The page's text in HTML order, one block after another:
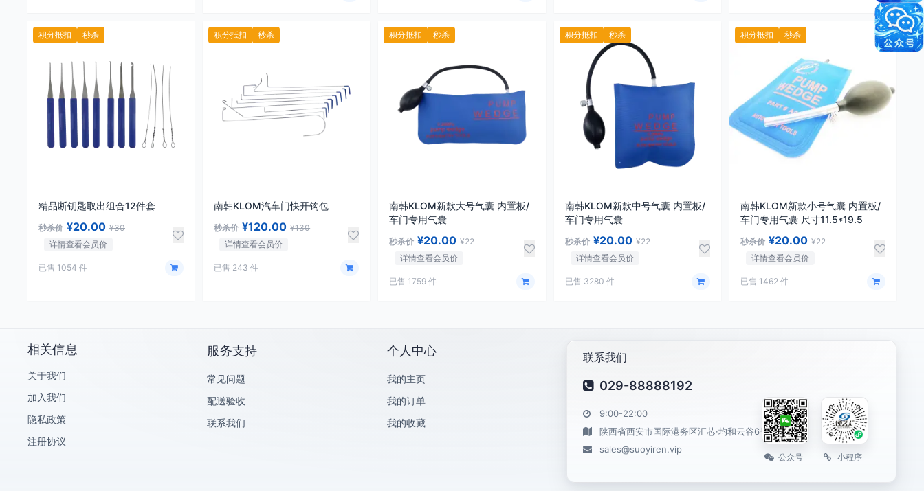
积分抵扣 秒杀
精品断钥匙取出组合12件套
秒杀价 ¥20.00 ¥30
详情查看会员价
已售 1054 件
积分抵扣 秒杀
南韩KLOM汽车门快开钩包
秒杀价 ¥120.00 ¥130
详情查看会员价
已售 243 件
积分抵扣 秒杀
南韩KLOM新款大号气囊 内置板/
车门专用气囊
秒杀价 ¥20.00 ¥22
详情查看会员价
已售 1759 件
积分抵扣 秒杀
南韩KLOM新款中号气囊 内置板/
车门专用气囊
秒杀价 ¥20.00 ¥22
详情查看会员价
已售 3280 件
积分抵扣 秒杀
南韩KLOM新款小号气囊 内置板/
车门专用气囊 尺寸11.5*19.5
秒杀价 ¥20.00 ¥22
详情查看会员价
已售 1462 件
相关信息
关于我们
加入我们
隐私政策
注册协议
服务支持
常见问题
配送验收
联系我们
个人中心
我的主页
我的订单
我的收藏
联系我们
029-88888192
9:00-22:00
陕西省西安市国际港务区汇芯·均和云谷6号楼
sales@suoyiren.vip
公众号 小程序